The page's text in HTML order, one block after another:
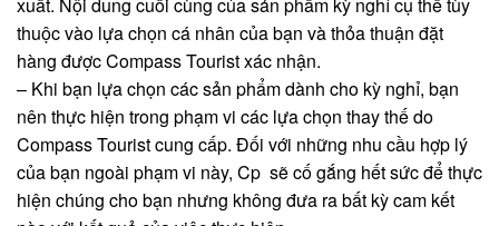
xuất. Nội dung cuối cùng của sản phẩm kỳ nghỉ cụ thể tùy
thuộc vào lựa chọn cá nhân của bạn và thỏa thuận đặt
hàng được Compass Tourist xác nhận.
– Khi bạn lựa chọn các sản phẩm dành cho kỳ nghỉ, bạn
nên thực hiện trong phạm vi các lựa chọn thay thế do
Compass Tourist cung cấp. Đối với những nhu cầu hợp lý
của bạn ngoài phạm vi này, Cp sẽ cố gắng hết sức để thực
hiện chúng cho bạn nhưng không đưa ra bất kỳ cam kết